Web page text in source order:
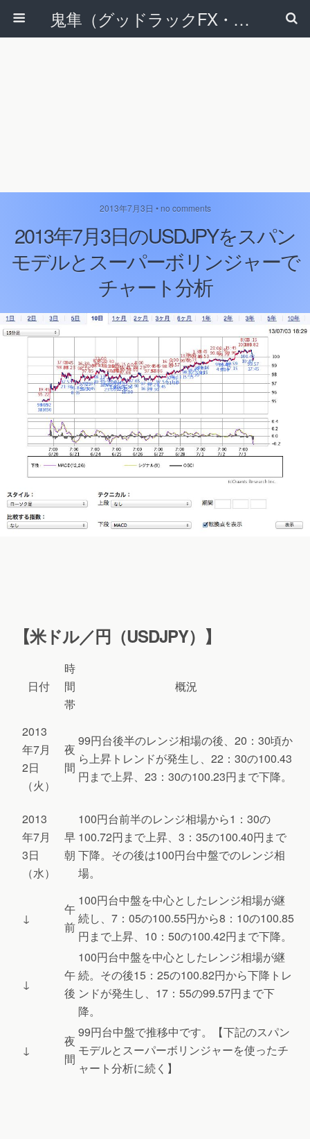
鬼隼（グッドラックFX・改）
2013年7月3日 • no comments
2013年7月3日のUSDJPYをスパン
モデルとスーパーボリンジャーで
チャート分析
【米ドル／円（USDJPY）】
日付
時
間
帯
概況
2013
年7月
2日
（火）
夜
間
99円台後半のレンジ相場の後、20：30頃か
ら上昇トレンドが発生し、22：30の100.43
円まで上昇、23：30の100.23円まで下降。
2013
年7月
3日
（水）
早
朝
100円台前半のレンジ相場から1：30の
100.72円まで上昇、3：35の100.40円まで
下降。その後は100円台中盤でのレンジ相
場。
↓
午
前
100円台中盤を中心としたレンジ相場が継
続し、7：05の100.55円から8：10の100.85
円まで上昇、10：50の100.42円まで下降。
↓
午
後
100円台中盤を中心としたレンジ相場が継
続。その後15：25の100.82円から下降トレ
ンドが発生し、17：55の99.57円まで下
降。
↓
夜
間
99円台中盤で推移中です。【下記のスパン
モデルとスーパーボリンジャーを使ったチ
ャート分析に続く】